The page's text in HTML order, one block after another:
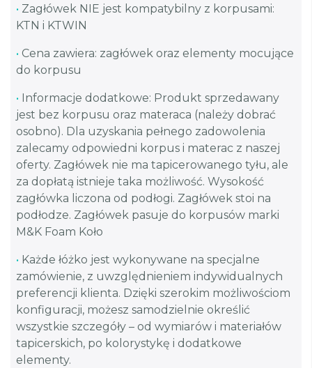
• Zagłówek NIE jest kompatybilny z korpusami:
KTN i KTWIN
• Cena zawiera: zagłówek oraz elementy mocujące
do korpusu
• Informacje dodatkowe: Produkt sprzedawany
jest bez korpusu oraz materaca (należy dobrać
osobno). Dla uzyskania pełnego zadowolenia
zalecamy odpowiedni korpus i materac z naszej
oferty. Zagłówek nie ma tapicerowanego tyłu, ale
za dopłatą istnieje taka możliwość. Wysokość
zagłówka liczona od podłogi. Zagłówek stoi na
podłodze. Zagłówek pasuje do korpusów marki
M&K Foam Koło
• Każde łóżko jest wykonywane na specjalne
zamówienie, z uwzględnieniem indywidualnych
preferencji klienta. Dzięki szerokim możliwościom
konfiguracji, możesz samodzielnie określić
wszystkie szczegóły – od wymiarów i materiałów
tapicerskich, po kolorystykę i dodatkowe
elementy.